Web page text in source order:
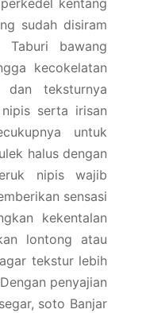
kentang
sudah disiram
bawang
kecokelatan
teksturnya
serta irisan
untuk
halus dengan
nipis wajib
sensasi
kekentalan
lontong atau
tekstur lebih
penyajian
soto Banjar